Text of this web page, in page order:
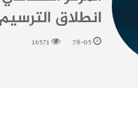
انطلاق الترسيم
29-05
16571